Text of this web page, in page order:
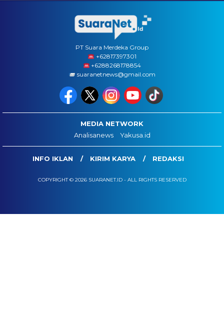
PT Suara Merdeka Group
‪+62817397301
+6288268178854
suaranetnews@gmail.com
MEDIA NETWORK
Analisanews
Yakusa.id
INFO IKLAN KIRIM KARYA REDAKSI
COPYRIGHT © 2026 SUARANET.ID - ALL RIGHTS RESERVED